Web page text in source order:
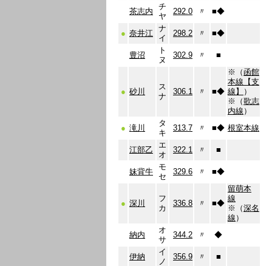
茶志内
チ
ヤ
292.0 〃 ■◆
● 奈井江
ナ
イ
298.2 〃 ■◆
豊沼
ト
ヌ
302.9 〃 ■
● 砂川
ス
ナ
306.1 〃 ■◆
※（函館
本線【支
線】
）
※（歌志
内線 ）
● 滝川
タ
キ
313.7 〃 ■◆ 根室本線
江部乙
エ
オ
322.1 〃 ■
妹背牛
モ
セ
329.6 〃 ■◆
● 深川
フ
カ
336.8 〃 ■◆
留萌本
線
※（深名
線 ）
納内
オ
サ
344.2 〃 ◆
伊納
イ
ノ
356.9 〃 ■